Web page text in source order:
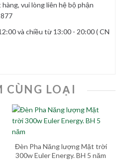
vui lòng liên hệ bộ phận
và chiều từ 13:00 - 20:00 ( CN
CÙNG LOẠI
Đèn Pha Năng lượng Mặt trời
300w Euler Energy. BH 5 năm